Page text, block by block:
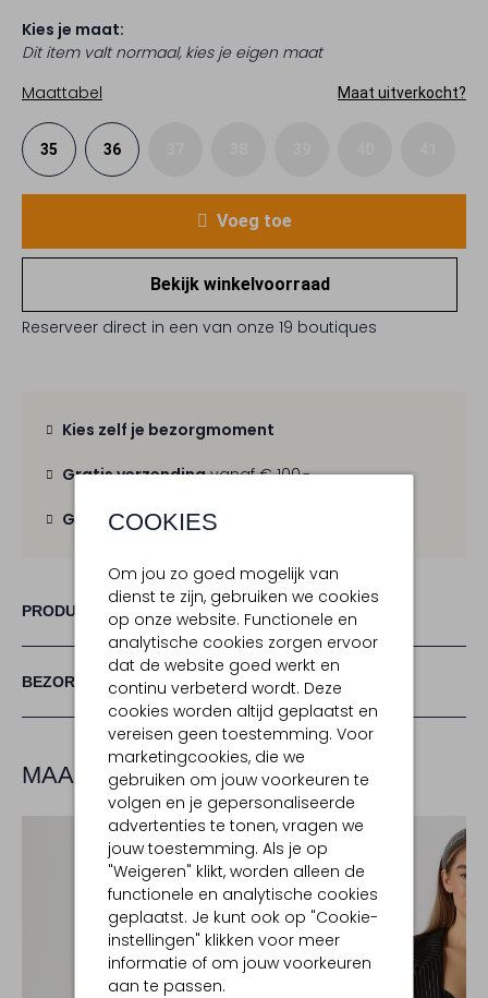
COOKIES
Om jou zo goed mogelijk van
dienst te zijn, gebruiken we cookies
op onze website. Functionele en
analytische cookies zorgen ervoor
dat de website goed werkt en
continu verbeterd wordt. Deze
cookies worden altijd geplaatst en
vereisen geen toestemming. Voor
marketingcookies, die we
gebruiken om jouw voorkeuren te
volgen en je gepersonaliseerde
advertenties te tonen, vragen we
jouw toestemming. Als je op
"Weigeren" klikt, worden alleen de
functionele en analytische cookies
geplaatst. Je kunt ook op "Cookie-
instellingen" klikken voor meer
informatie of om jouw voorkeuren
aan te passen.
Kies je maat:
Dit item valt normaal, kies je eigen maat
Maattabel
Maat uitverkocht?
35 36
Voeg toe
Bekijk winkelvoorraad
Reserveer direct in een van onze 19 boutiques
Kies zelf je bezorgmoment
Gratis verzendingvanaf € 100,-
Gratis retourbinnen 30 dagen
PRODUCT INFORMATIE
BEZORGEN & RETOURNEREN
MAAK JE LOOK COMPLEET